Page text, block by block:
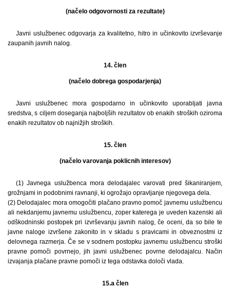
(načelo odgovornosti za rezultate)
Javni uslužbenec odgovarja za kvalitetno, hitro in učinkovito izvrševanje
zaupanih javnih nalog.
14. člen
(načelo dobrega gospodarjenja)
Javni uslužbenec mora gospodarno in učinkovito uporabljati javna
sredstva, s ciljem doseganja najboljših rezultatov ob enakih stroških oziroma
enakih rezultatov ob najnižjih stroških.
15. člen
(načelo varovanja poklicnih interesov)
(1) Javnega uslužbenca mora delodajalec varovati pred šikaniranjem,
grožnjami in podobnimi ravnanji, ki ogrožajo opravljanje njegovega dela.
(2) Delodajalec mora omogočiti plačano pravno pomoč javnemu uslužbencu
ali nekdanjemu javnemu uslužbencu, zoper katerega je uveden kazenski ali
odškodninski postopek pri izvrševanju javnih nalog, če oceni, da so bile te
javne naloge izvršene zakonito in v skladu s pravicami in obveznostmi iz
delovnega razmerja. Če se v sodnem postopku javnemu uslužbencu stroški
pravne pomoči povrnejo, jih javni uslužbenec povrne delodajalcu. Način
izvajanja plačane pravne pomoči iz tega odstavka določi vlada.
15.a člen